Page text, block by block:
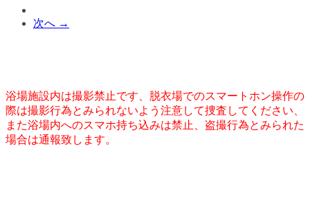
次へ →
浴場施設内は撮影禁止です、脱衣場でのスマートホン操作の
際は撮影行為とみられないよう注意して捜査してください、
また浴場内へのスマホ持ち込みは禁止、盗撮行為とみられた
場合は通報致します。